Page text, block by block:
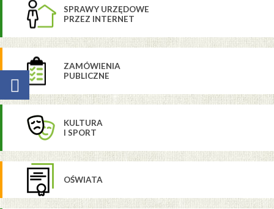
SPRAWY URZĘDOWE
PRZEZ INTERNET
ZAMÓWIENIA
PUBLICZNE
KULTURA
I SPORT
OŚWIATA